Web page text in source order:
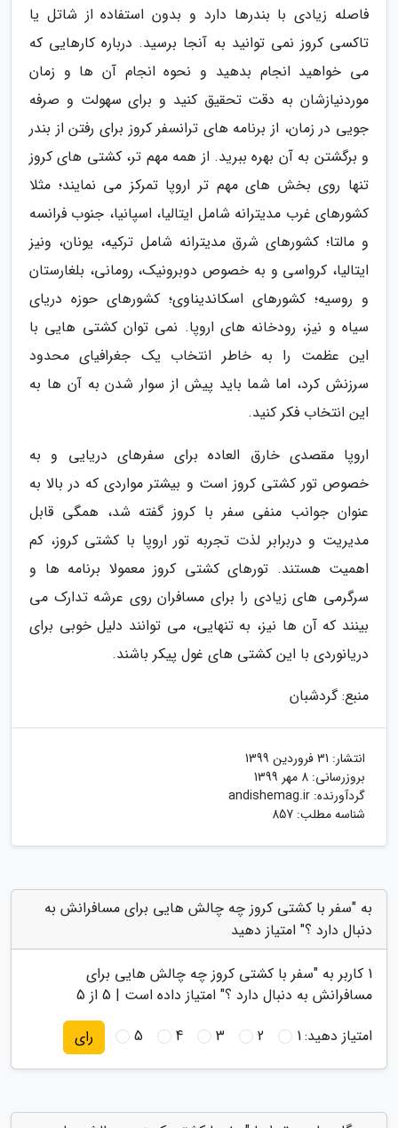
فاصله زیادی با بندرها دارد و بدون استفاده از شاتل یا
تاکسی کروز نمی توانید به آنجا برسید. درباره کارهایی که
می خواهید انجام بدهید و نحوه انجام آن ها و زمان
موردنیازشان به دقت تحقیق کنید و برای سهولت و صرفه
جویی در زمان، از برنامه های ترانسفر کروز برای رفتن از بندر
و برگشتن به آن بهره ببرید. از همه مهم تر، کشتی های کروز
تنها روی بخش های مهم تر اروپا تمرکز می نمایند؛ مثلا
کشورهای غرب مدیترانه شامل ایتالیا، اسپانیا، جنوب فرانسه
و مالتا؛ کشورهای شرق مدیترانه شامل ترکیه، یونان، ونیز
ایتالیا، کرواسی و به خصوص دوبرونیک، رومانی، بلغارستان
و روسیه؛ کشورهای اسکاندیناوی؛ کشورهای حوزه دریای
سیاه و نیز، رودخانه های اروپا. نمی توان کشتی هایی با
این عظمت را به خاطر انتخاب یک جغرافیای محدود
سرزنش کرد، اما شما باید پیش از سوار شدن به آن ها به
این انتخاب فکر کنید.
اروپا مقصدی خارق العاده برای سفرهای دریایی و به
خصوص تور کشتی کروز است و بیشتر مواردی که در بالا به
عنوان جوانب منفی سفر با کروز گفته شد، همگی قابل
مدیریت و دربرابر لذت تجربه تور اروپا با کشتی کروز، کم
اهمیت هستند. تورهای کشتی کروز معمولا برنامه ها و
سرگرمی های زیادی را برای مسافران روی عرشه تدارک می
بینند که آن ها نیز، به تنهایی، می توانند دلیل خوبی برای
دریانوردی با این کشتی های غول پیکر باشند.
منبع: گردشبان
انتشار: 31 فروردین 1399
بروزرسانی: 8 مهر 1399
گردآورنده: andishemag.ir
شناسه مطلب: 857
به "سفر با کشتی کروز چه چالش هایی برای مسافرانش به
دنبال دارد ؟" امتیاز دهید
1 کاربر به "سفر با کشتی کروز چه چالش هایی برای
مسافرانش به دنبال دارد ؟" امتیاز داده است | 5 از 5
امتیاز دهید:1
2
3
4
5 رای